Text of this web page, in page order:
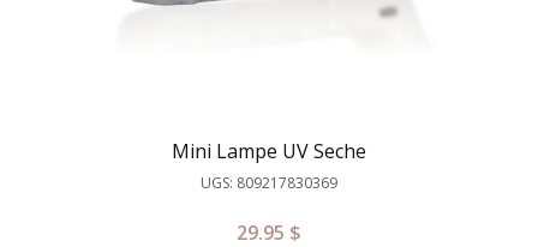
Mini Lampe UV Seche
UGS: 809217830369
29.95 $